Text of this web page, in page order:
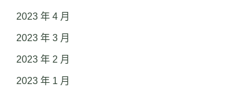
2023 年 4 月
2023 年 3 月
2023 年 2 月
2023 年 1 月